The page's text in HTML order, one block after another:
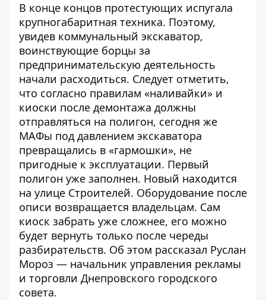
В конце концов протестующих испугала
крупногабаритная техника. Поэтому,
увидев коммунальный экскаватор,
воинствующие борцы за
предпринимательскую деятельность
начали расходиться. Следует отметить,
что согласно правилам «наливайки» и
киоски после демонтажа должны
отправляться на полигон, сегодня же
МАФы под давлением экскаватора
превращались в «гармошки», не
пригодные к эксплуатации. Первый
полигон уже заполнен. Новый находится
на улице Строителей. Оборудование после
описи возвращается владельцам. Сам
киоск забрать уже сложнее, его можно
будет вернуть только после череды
разбирательств. Об этом рассказал Руслан
Мороз — начальник управления рекламы
и торговли Днепровского городского
совета.